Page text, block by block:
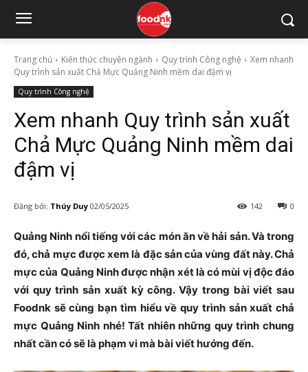
Trang chủ Kiến thức chuyên ngành Quy trình Công nghệ
Xem nhanh
Quy trình sản xuất Chả Mực Quảng Ninh mềm dai đậm vị
Quy trình Công nghệ
Xem nhanh Quy trình sản xuất
Chả Mực Quảng Ninh mềm dai
đậm vị
Đăng bởi: Thúy Duy 02/05/2025 0
142
Quảng Ninh nổi tiếng với các món ăn về hải sản. Và trong
đó, chả mực được xem là đặc sản của vùng đất này. Chả
mực của Quảng Ninh được nhận xét là có mùi vị độc đáo
với quy trình sản xuất kỳ công. Vậy trong bài viết sau
Foodnk sẽ cùng bạn tìm hiểu về quy trình sản xuất chả
mực Quảng Ninh nhé! Tất nhiên những quy trình chung
nhất cần có sẽ là phạm vi mà bài viết hướng đến.